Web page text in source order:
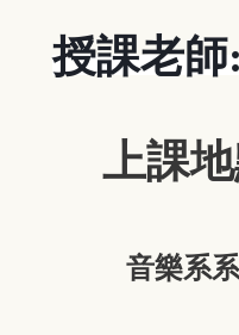
授課老師:
上課
音樂系